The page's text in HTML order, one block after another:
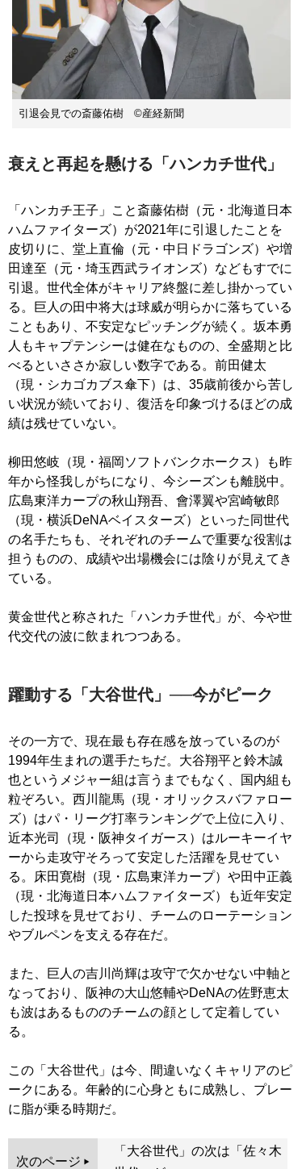
引退会見での斎藤佑樹 ©産経新聞
衰えと再起を懸ける「ハンカチ世代」
「ハンカチ王子」こと斎藤佑樹（元・北海道日本
ハムファイターズ）が2021年に引退したことを
皮切りに、堂上直倫（元・中日ドラゴンズ）や増
田達至（元・埼玉西武ライオンズ）などもすでに
引退。世代全体がキャリア終盤に差し掛かってい
る。巨人の田中将大は球威が明らかに落ちている
こともあり、不安定なピッチングが続く。坂本勇
人もキャプテンシーは健在なものの、全盛期と比
べるといささか寂しい数字である。前田健太
（現・シカゴカブス傘下）は、35歳前後から苦し
い状況が続いており、復活を印象づけるほどの成
績は残せていない。
柳田悠岐（現・福岡ソフトバンクホークス）も昨
年から怪我しがちになり、今シーズンも離脱中。
広島東洋カープの秋山翔吾、會澤翼や宮崎敏郎
（現・横浜DeNAベイスターズ）といった同世代
の名手たちも、それぞれのチームで重要な役割は
担うものの、成績や出場機会には陰りが見えてき
ている。
黄金世代と称された「ハンカチ世代」が、今や世
代交代の波に飲まれつつある。
躍動する「大谷世代」──今がピーク
その一方で、現在最も存在感を放っているのが
1994年生まれの選手たちだ。大谷翔平と鈴木誠
也というメジャー組は言うまでもなく、国内組も
粒ぞろい。西川龍馬（現・オリックスバファロー
ズ）はパ・リーグ打率ランキングで上位に入り、
近本光司（現・阪神タイガース）はルーキーイヤ
ーから走攻守そろって安定した活躍を見せてい
る。床田寛樹（現・広島東洋カープ）や田中正義
（現・北海道日本ハムファイターズ）も近年安定
した投球を見せており、チームのローテーション
やブルペンを支える存在だ。
また、巨人の吉川尚輝は攻守で欠かせない中軸と
なっており、阪神の大山悠輔やDeNAの佐野恵太
も波はあるもののチームの顔として定着してい
る。
この「大谷世代」は今、間違いなくキャリアのピ
ークにある。年齢的に心身ともに成熟し、プレー
に脂が乗る時期だ。
次のページ
「大谷世代」の次は「佐々木